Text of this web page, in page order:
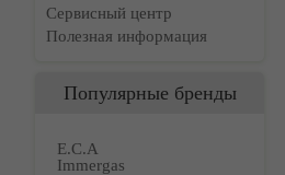
Сервисный центр
Полезная информация
Популярные бренды
E.C.A
Immergas